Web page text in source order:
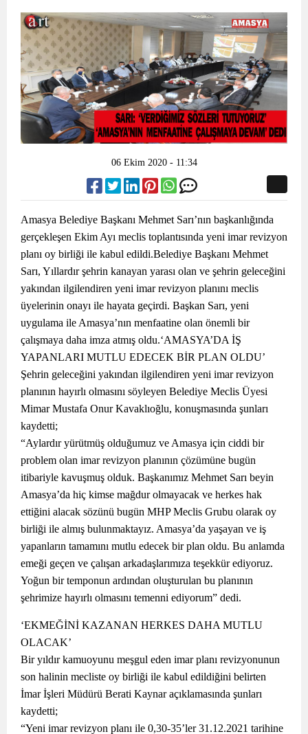
06 Ekim 2020 - 11:34
Amasya Belediye Başkanı Mehmet Sarı’nın başkanlığında
gerçekleşen Ekim Ayı meclis toplantısında yeni imar revizyon
planı oy birliği ile kabul edildi.Belediye Başkanı Mehmet
Sarı, Yıllardır şehrin kanayan yarası olan ve şehrin geleceğini
yakından ilgilendiren yeni imar revizyon planını meclis
üyelerinin onayı ile hayata geçirdi. Başkan Sarı, yeni
uygulama ile Amasya’nın menfaatine olan önemli bir
çalışmaya daha imza atmış oldu.‘AMASYA’DA İŞ
YAPANLARI MUTLU EDECEK BİR PLAN OLDU’
Şehrin geleceğini yakından ilgilendiren yeni imar revizyon
planının hayırlı olmasını söyleyen Belediye Meclis Üyesi
Mimar Mustafa Onur Kavaklıoğlu, konuşmasında şunları
kaydetti;
“Aylardır yürütmüş olduğumuz ve Amasya için ciddi bir
problem olan imar revizyon planının çözümüne bugün
itibariyle kavuşmuş olduk. Başkanımız Mehmet Sarı beyin
Amasya’da hiç kimse mağdur olmayacak ve herkes hak
ettiğini alacak sözünü bugün MHP Meclis Grubu olarak oy
birliği ile almış bulunmaktayız. Amasya’da yaşayan ve iş
yapanların tamamını mutlu edecek bir plan oldu. Bu anlamda
emeği geçen ve çalışan arkadaşlarımıza teşekkür ediyoruz.
Yoğun bir temponun ardından oluşturulan bu planının
şehrimize hayırlı olmasını temenni ediyorum” dedi.
‘EKMEĞİNİ KAZANAN HERKES DAHA MUTLU
OLACAK’
Bir yıldır kamuoyunu meşgul eden imar planı revizyonunun
son halinin mecliste oy birliği ile kabul edildiğini belirten
İmar İşleri Müdürü Berati Kaynar açıklamasında şunları
kaydetti;
“Yeni imar revizyon planı ile 0,30-35’ler 31.12.2021 tarihine